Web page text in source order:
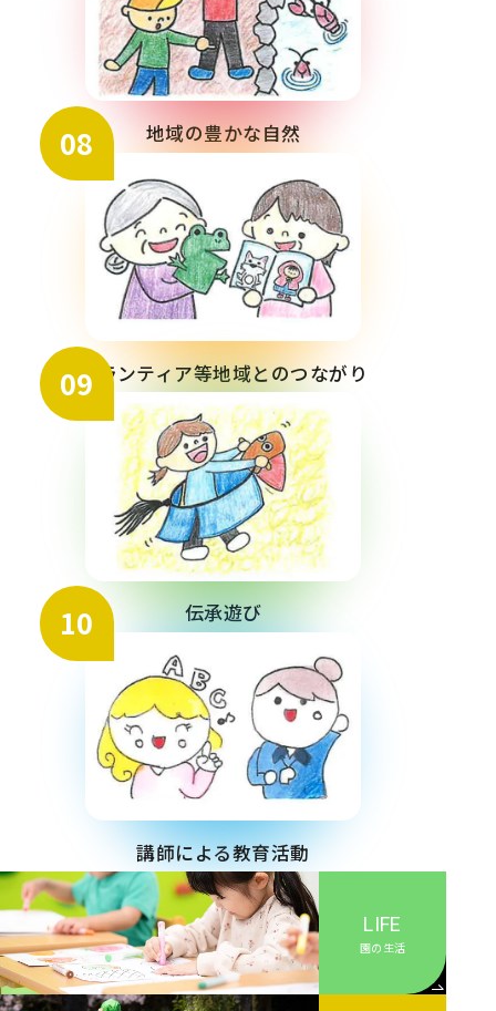
地域の豊かな自然
08
ボランティア等地域とのつながり
09
伝承遊び
10
講師による教育活動
LIFE
園の生活